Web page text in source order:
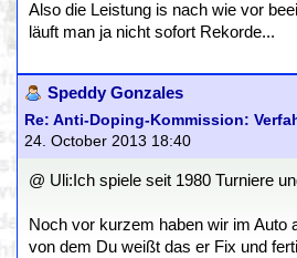
Also die Leistung is nach wie vor
läuft man ja nicht sofort Rekorde...
Speddy Gonzales
Re: Anti-Doping-Kommission:
24. October 2013 18:40
@ Uli:Ich spiele seit 1980 Turniere
Noch vor kurzem haben wir im Auto
von dem Du weißt das er Fix und